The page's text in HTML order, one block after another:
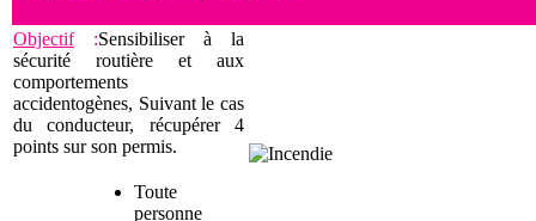
Objectif:Sensibiliser à la
sécurité routière et aux
comportements
accidentogènes, Suivant le cas
du conducteur, récupérer 4
points sur son permis.
Toute
personne